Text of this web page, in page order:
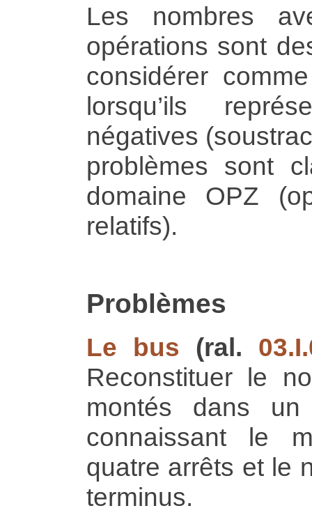
Les nombres
opérations sont
considérer
lorsqu’ils
négatives
problèmes sont
domaine OPZ
relatifs).
Problèmes
Le bus (ral.
Reconstituer le
montés dans
connaissant le
quatre arrêts et le
terminus.